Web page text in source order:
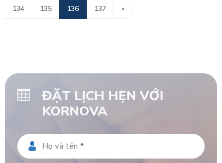
134 135 136 137 »
ĐẶT LỊCH HẸN VỚI
KORNOVA